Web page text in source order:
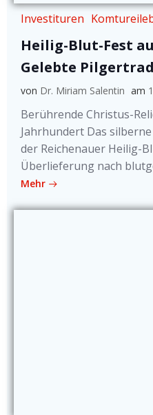
Investituren
Heilig-Blut-Fest
Gelebte
von Dr. Miriam Salentin am
Berührende Christus-
Jahrhundert Das
der Reichenauer Heilig-
Überlieferung nach
Mehr